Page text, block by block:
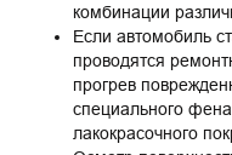
комбинации
Если автомобиль
проводятся
прогрев
специального
лакокрасочного